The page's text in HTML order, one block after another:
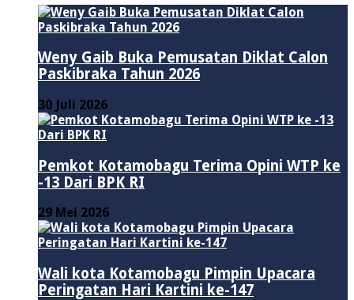
Weny Gaib Buka Pemusatan Diklat Calon
Paskibraka Tahun 2026
30 Juli 2026
Pemkot Kotamobagu Terima Opini WTP ke
-13 Dari BPK RI
29 Mei 2026
Wali kota Kotamobagu Pimpin Upacara
Peringatan Hari Kartini ke-147